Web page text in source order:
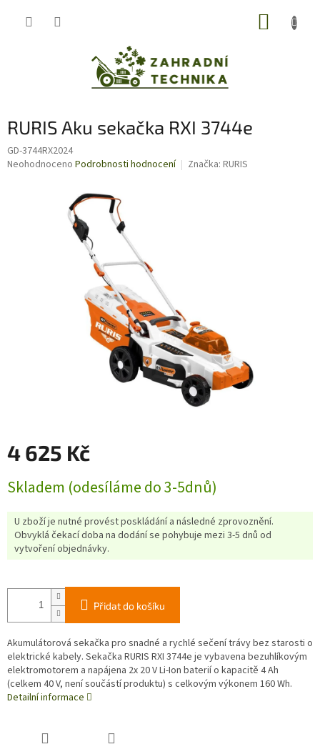
RURIS Aku sekačka RXI 3744e
GD-3744RX2024
Průměrné
Neohodnoceno Podrobnosti hodnocení Značka: RURIS
4 625 Kč
cena:
Skladem (odesíláme do 3-5dnů)
U zboží je nutné provést poskládání a následné zprovoznění.
Obvyklá čekací doba na dodání se pohybuje mezi 3-5 dnů od
vytvoření objednávky.
Přidat do košíku
Akumulátorová sekačka pro snadné a rychlé sečení trávy bez starosti o
elektrické kabely. Sekačka RURIS RXI 3744e je vybavena bezuhlíkovým
elektromotorem a napájena 2x 20 V Li-Ion baterií o kapacitě 4 Ah
(celkem 40 V, není součástí produktu) s celkovým výkonem 160 Wh.
Detailní informace